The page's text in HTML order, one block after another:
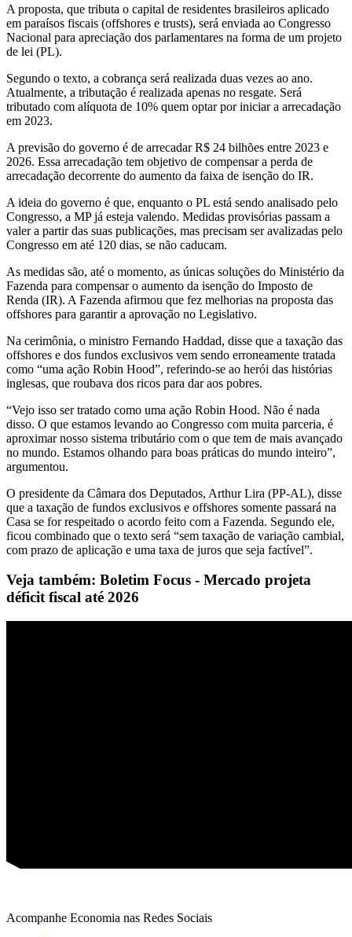
A proposta, que tributa o capital de residentes brasileiros aplicado
em paraísos fiscais (offshores e trusts), será enviada ao Congresso
Nacional para apreciação dos parlamentares na forma de um projeto
de lei (PL).
Segundo o texto, a cobrança será realizada duas vezes ao ano.
Atualmente, a tributação é realizada apenas no resgate. Será
tributado com alíquota de 10% quem optar por iniciar a arrecadação
em 2023.
A previsão do governo é de arrecadar R$ 24 bilhões entre 2023 e
2026. Essa arrecadação tem objetivo de compensar a perda de
arrecadação decorrente do aumento da faixa de isenção do IR.
A ideia do governo é que, enquanto o PL está sendo analisado pelo
Congresso, a MP já esteja valendo. Medidas provisórias passam a
valer a partir das suas publicações, mas precisam ser avalizadas pelo
Congresso em até 120 dias, se não caducam.
As medidas são, até o momento, as únicas soluções do Ministério da
Fazenda para compensar o aumento da isenção do Imposto de
Renda (IR). A Fazenda afirmou que fez melhorias na proposta das
offshores para garantir a aprovação no Legislativo.
Na cerimônia, o ministro Fernando Haddad, disse que a taxação das
offshores e dos fundos exclusivos vem sendo erroneamente tratada
como “uma ação Robin Hood”, referindo-se ao herói das histórias
inglesas, que roubava dos ricos para dar aos pobres.
“Vejo isso ser tratado como uma ação Robin Hood. Não é nada
disso. O que estamos levando ao Congresso com muita parceria, é
aproximar nosso sistema tributário com o que tem de mais avançado
no mundo. Estamos olhando para boas práticas do mundo inteiro”,
argumentou.
O presidente da Câmara dos Deputados, Arthur Lira (PP-AL), disse
que a taxação de fundos exclusivos e offshores somente passará na
Casa se for respeitado o acordo feito com a Fazenda. Segundo ele,
ficou combinado que o texto será “sem taxação de variação cambial,
com prazo de aplicação e uma taxa de juros que seja factível”.
Veja também: Boletim Focus - Mercado projeta
déficit fiscal até 2026
Acompanhe Economia nas Redes Sociais